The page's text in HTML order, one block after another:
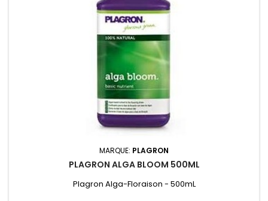
MARQUE: PLAGRON
PLAGRON ALGA BLOOM 500ML
Plagron Alga-Floraison - 500mL